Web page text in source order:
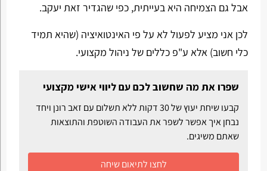
אבל גם הצמיחה היא בעייתית, כפי שהגדיר זאת יעקב.
לכן אני מציע לפעול לא על פי האינטואיציה (שהיא תמיד
כלי חשוב) אלא ע"פ כללים של ניהול מקצועי.
שפרו את מה שחשוב לכם עם ליווי אישי מקצועי
קבעו שיחת יעוץ של 30 דקות ללא תשלום עם זאב רונן ויחד
נבחן איך אפשר לשפר את העבודה השוטפת והתוצאות
שאתם משיגים.
לחצו לתיאום שיחה